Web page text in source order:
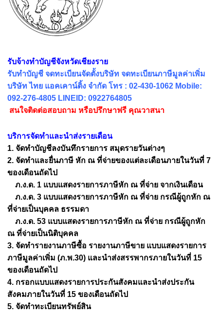
รับจ้างทำบัญชีจังหวัดเชียงราย
รับทำบัญชี จดทะเบียนจัดตั้งบริษัท จดทะเบียนภาษีมูลค่าเพิ่ม
บริษัท ไทย แอคเคาน์ติ้ง จำกัด โทร : 02-430-1062 Mobile:
092-276-4805 LINEID: 0922764805
สนใจติดต่อสอบถาม หรือปรึกษาฟรี คุณวาสนา
บริการจัดทำและนำส่งรายเดือน
1. จัดทำบัญชีลงบันทึกรายการ สมุดรายวันต่างๆ
2. จัดทำและยื่นภาษี หัก ณ ที่จ่ายของแต่ละเดือนภายในวันที่ 7
ของเดือนถัดไป
ภ.ง.ด. 1 แบบแสดงรายการภาษีหัก ณ ที่จ่าย จากเงินเดือน
ภ.ง.ด. 3 แบบแสดงรายการภาษีหัก ณ ที่จ่าย กรณีผู้ถูกหัก ณ
ที่จ่ายเป็นบุคคล ธรรมดา
ภ.ง.ด. 53 แบบแสดงรายการภาษีหัก ณ ที่จ่าย กรณีผู้ถูกหัก
ณ ที่จ่ายเป็นนิติบุคคล
3. จัดทำรายงานภาษีซื้อ รายงานภาษีขาย แบบแสดงรายการ
ภาษีมูลค่าเพิ่ม (ภ.พ.30) และนำส่งสรรพากรภายในวันที่ 15
ของเดือนถัดไป
4. กรอกแบบแสดงรายการประกันสังคมและนำส่งประกัน
สังคมภายในวันที่ 15 ของเดือนถัดไป
5. จัดทำทะเบียนทรัพย์สิน